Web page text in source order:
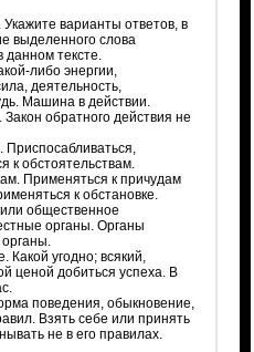
варианты ответов, в
выделенного слова
данном тексте.
либо энергии,
деятельность,
Машина в действии.
обратного действия не
Приспосабливаться,
к обстоятельствам.
Применяться к причудам
к обстановке.
общественное
органы. Органы
угодно; всякий,
ценой добиться успеха. В
поведения, обыкновение,
Взять себе или принять
не в его правилах.